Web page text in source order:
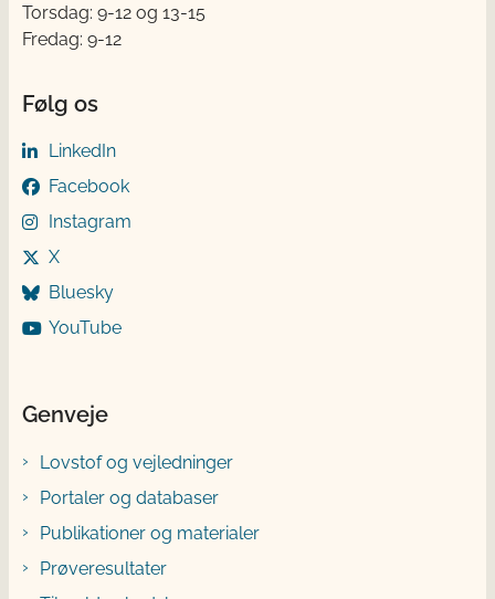
Torsdag: 9-12 og 13-15
Fredag: 9-12
Følg os
LinkedIn
Facebook
Instagram
X
Bluesky
YouTube
Genveje
Lovstof og vejledninger
Portaler og databaser
Publikationer og materialer
Prøveresultater